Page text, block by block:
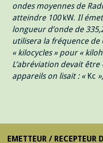
ondes moyennes de
atteindre 100kW. Il
longueur d’onde de
utilisera la fréquence de
« kilocycles » pour «
L’abréviation devait être
appareils on lisait : « Kc
EMETTEUR / RECEPTEUR